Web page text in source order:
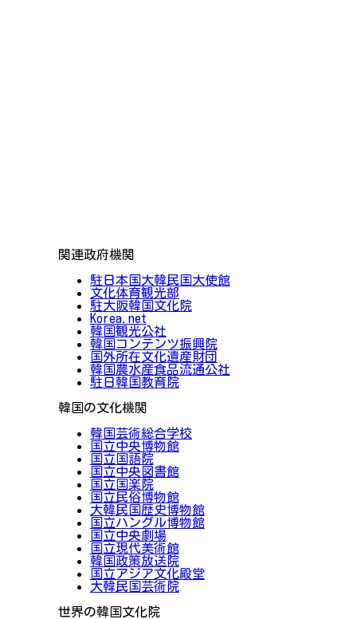
関連政府機関
駐日本国大韓民国大使館
文化体育観光部
駐大阪韓国文化院
Korea.net
韓国観光公社
韓国コンテンツ振興院
国外所在文化遺産財団
韓国農水産食品流通公社
駐日韓国教育院
韓国の文化機関
韓国芸術総合学校
国立中央博物館
国立国語院
国立中央図書館
国立国楽院
国立民俗博物館
大韓民国歴史博物館
国立ハングル博物館
国立中央劇場
国立現代美術館
韓国政策放送院
国立アジア文化殿堂
大韓民国芸術院
世界の韓国文化院